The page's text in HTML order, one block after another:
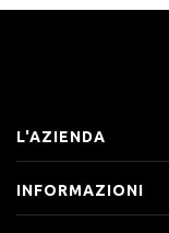
L'AZIENDA
INFORMAZIONI